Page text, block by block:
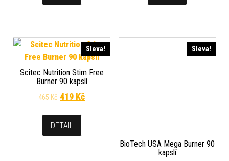
Sleva!
Scitec Nutrition Stim Free
Burner 90 kapslí
465Kč Původní cena byla: 465 Kč.
419 KčAktuální cena je: 419 Kč.
DETAIL
Sleva!
BioTech USA Mega Burner 90
kapslí